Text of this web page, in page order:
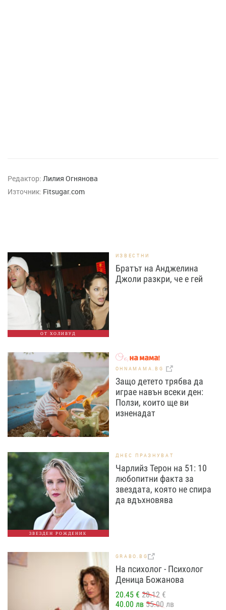
Редактор: Лилия Огнянова
Източник: Fitsugar.com
ОТ ХОЛИВУД
ИЗВЕСТНИ
Братът на Анджелина
Джоли разкри, че е гей
OHNAMAMA.BG
Защо детето трябва да
играе навън всеки ден:
Ползи, които ще ви
изненадат
ЗВЕЗДЕН РОЖДЕНИК
ДНЕС ПРАЗНУВАТ
Чарлийз Терон на 51: 10
любопитни факта за
звездата, която не спира
да вдъхновява
GRABO.BG
На психолог - Психолог
Деница Божанова
20.45 € 28.12 €
40.00 лв 55.00 лв